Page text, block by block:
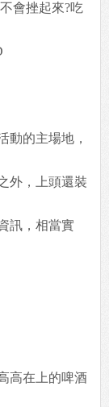
會挫起來?吃
動的主場地，
外，上頭還裝
訊，相當實
高在上的啤酒